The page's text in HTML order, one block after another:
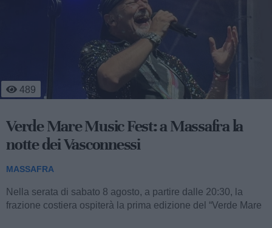
4
Massafra sul podio: la 13enne Francesca
Nitti è d'oro
MASSAFRA
A soli 13 anni, la giovanissima atleta massafrese Francesca
Nitti, portacolori del Settore Giovanile FITAV Regione